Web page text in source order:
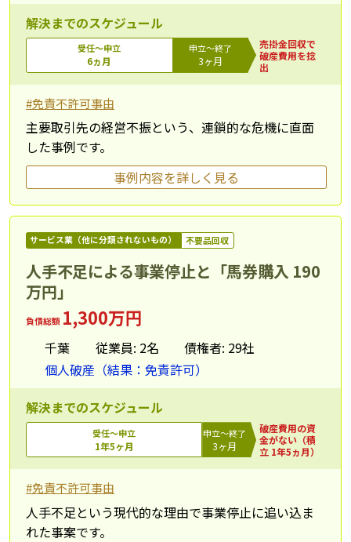
解決までのスケジュール
受任～申立
6ヵ月
申立～終了
3ヶ月
売掛金回収で
破産費用を捻
出
#免責不許可事由
主要取引先の経営不振という、連鎖的な危機に直面
した事例です。
事例内容を詳しく見る
サービス業（他に分類されないもの） 不要品回収
人手不足による事業停止と「馬券購入 190
万円」
負債総額 1,300万円
千葉 従業員: 2名
債権者: 29社
個人破産（結果：免責許可）
解決までのスケジュール
受任～申立
1年5ヶ月
申立～終了
3ヶ月
破産費用の資
金がない（積
立 1年5ヵ月）
#免責不許可事由
人手不足という現代的な理由で事業停止に追い込ま
れた事案です。